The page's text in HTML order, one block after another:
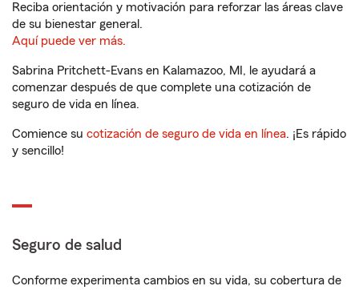
Reciba orientación y motivación para reforzar las áreas clave
de su bienestar general.
Aquí puede ver más.
Sabrina Pritchett-Evans en Kalamazoo, MI, le ayudará a
comenzar después de que complete una cotización de
seguro de vida en línea.
Comience su cotización de seguro de vida en línea. ¡Es rápido
y sencillo!
Seguro de salud
Conforme experimenta cambios en su vida, su cobertura de